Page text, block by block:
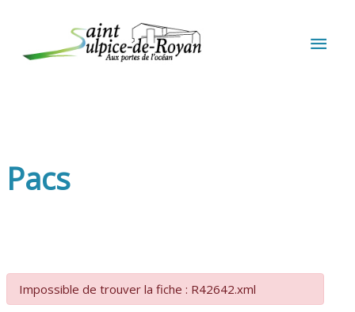
Pacs
Impossible de trouver la fiche : R42642.xml